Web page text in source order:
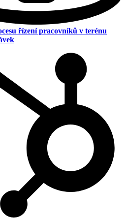
řízení pracovníků v terénu